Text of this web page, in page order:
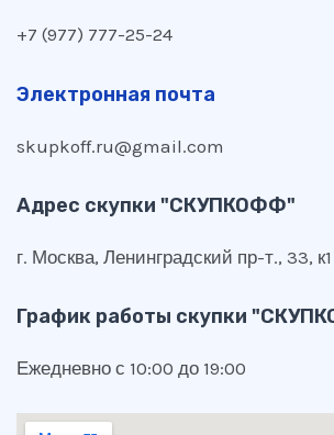
+7 (977) 777-25-24
Электронная почта
skupkoff.ru@gmail.com
Адрес скупки "СКУПКОФФ"
г. Москва, Ленинградский пр-т., 33, к1
График работы скупки
Ежедневно с 10:00 до 19:00